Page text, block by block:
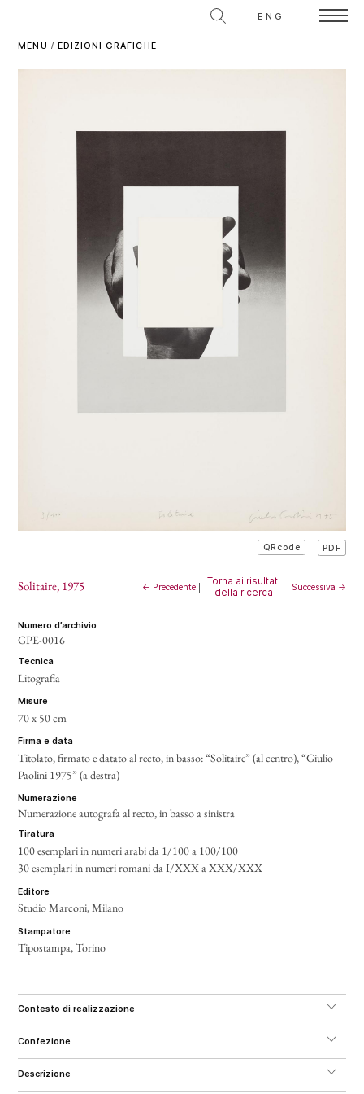
ENG
MENU / EDIZIONI GRAFICHE
QRcode PDF
Solitaire, 1975 ← Precedente|
Torna ai risultati
della ricerca
Successiva →
numero d’archivio
GPE-0016
tecnica
Litografia
misure
70 x 50 cm
firma e data
Titolato, firmato e datato al recto, in basso: “Solitaire” (al centro), “Giulio
Paolini 1975” (a destra)
numerazione
Numerazione autografa al recto, in basso a sinistra
tiratura
100 esemplari in numeri arabi da 1/100 a 100/100
30 esemplari in numeri romani da I/XXX a XXX/XXX
editore
Studio Marconi, Milano
stampatore
Tipostampa, Torino
contesto di realizzazione
confezione
descrizione